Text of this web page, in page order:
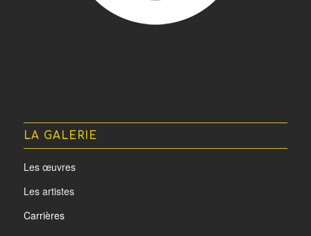
LA GALERIE
Les œuvres
Les artistes
Carrières